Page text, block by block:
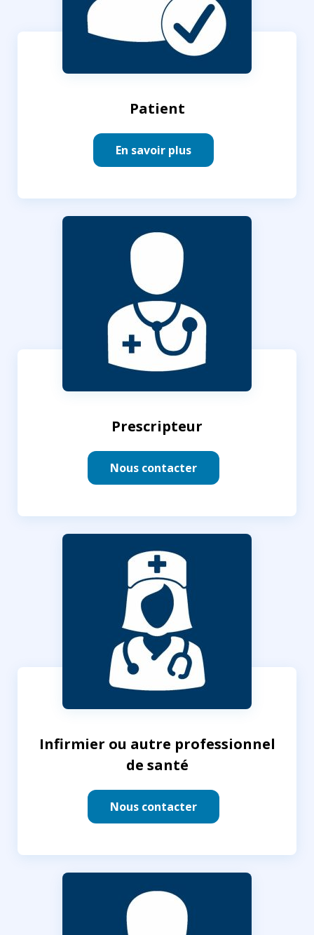
Patient
En savoir plus
Prescripteur
Nous contacter
Infirmier ou autre professionnel
de santé
Nous contacter